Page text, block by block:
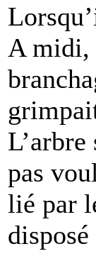
A midi,
pas
lié par